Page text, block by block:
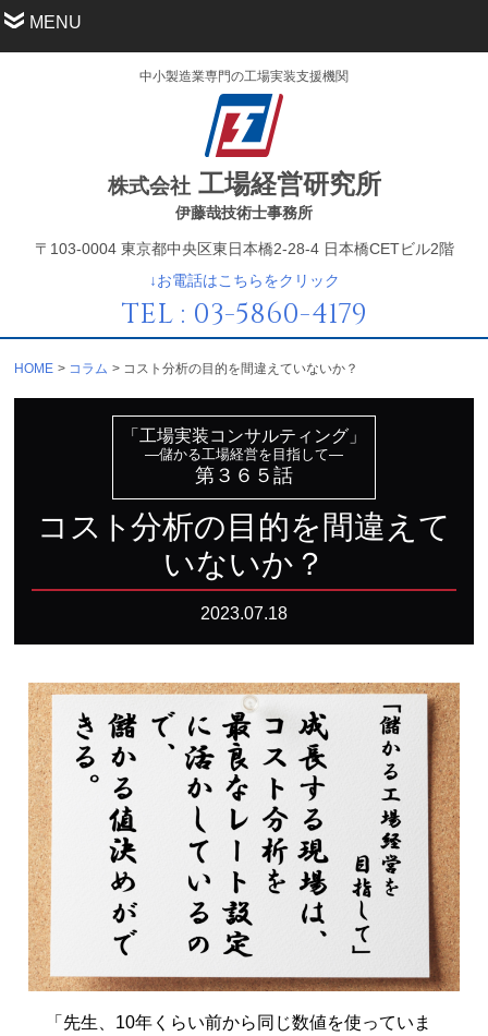
MENU
中小製造業専門の工場実装支援機関
株式会社工場経営研究所
伊藤哉技術士事務所
〒103-0004 東京都中央区東日本橋2-28-4 日本橋CETビル2階
↓お電話はこちらをクリック
TEL : 03-5860-4179
HOME コラム コスト分析の目的を間違えていないか？
「工場実装コンサルティング」
—儲かる工場経営を目指して—
第３６５話
コ ス ト分析の目的を間違えて
いないか？
2023.07.18
「先生、10年くらい前から同じ数値を使っていま